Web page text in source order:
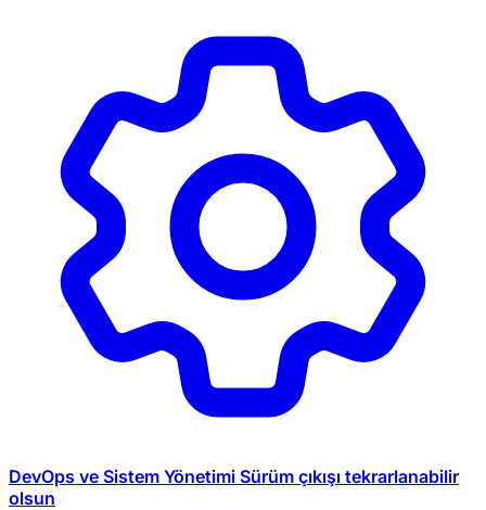
DevOps ve Sistem Yönetimi Sürüm çıkışı tekrarlanabilir
olsun